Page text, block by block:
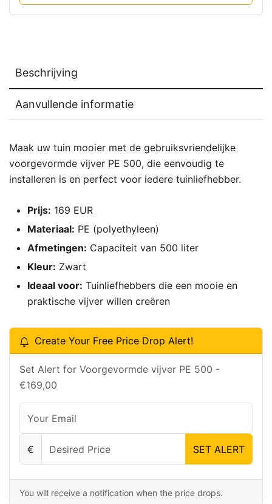
Beschrijving
Aanvullende informatie
Maak uw tuin mooier met de gebruiksvriendelijke
voorgevormde vijver PE 500, die eenvoudig te
installeren is en perfect voor iedere tuinliefhebber.
Prijs: 169 EUR
Materiaal: PE (polyethyleen)
Afmetingen: Capaciteit van 500 liter
Kleur: Zwart
Ideaal voor: Tuinliefhebbers die een mooie en
praktische vijver willen creëren
Create Your Free Price Drop Alert!
Set Alert for Voorgevormde vijver PE 500 -
€169,00
€ SET ALERT
You will receive a notification when the price drops.